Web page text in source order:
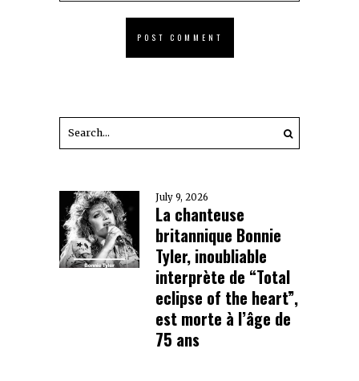
July 9, 2026
La chanteuse
britannique Bonnie
Tyler, inoubliable
interprète de “Total
eclipse of the heart”,
est morte à l’âge de
75 ans